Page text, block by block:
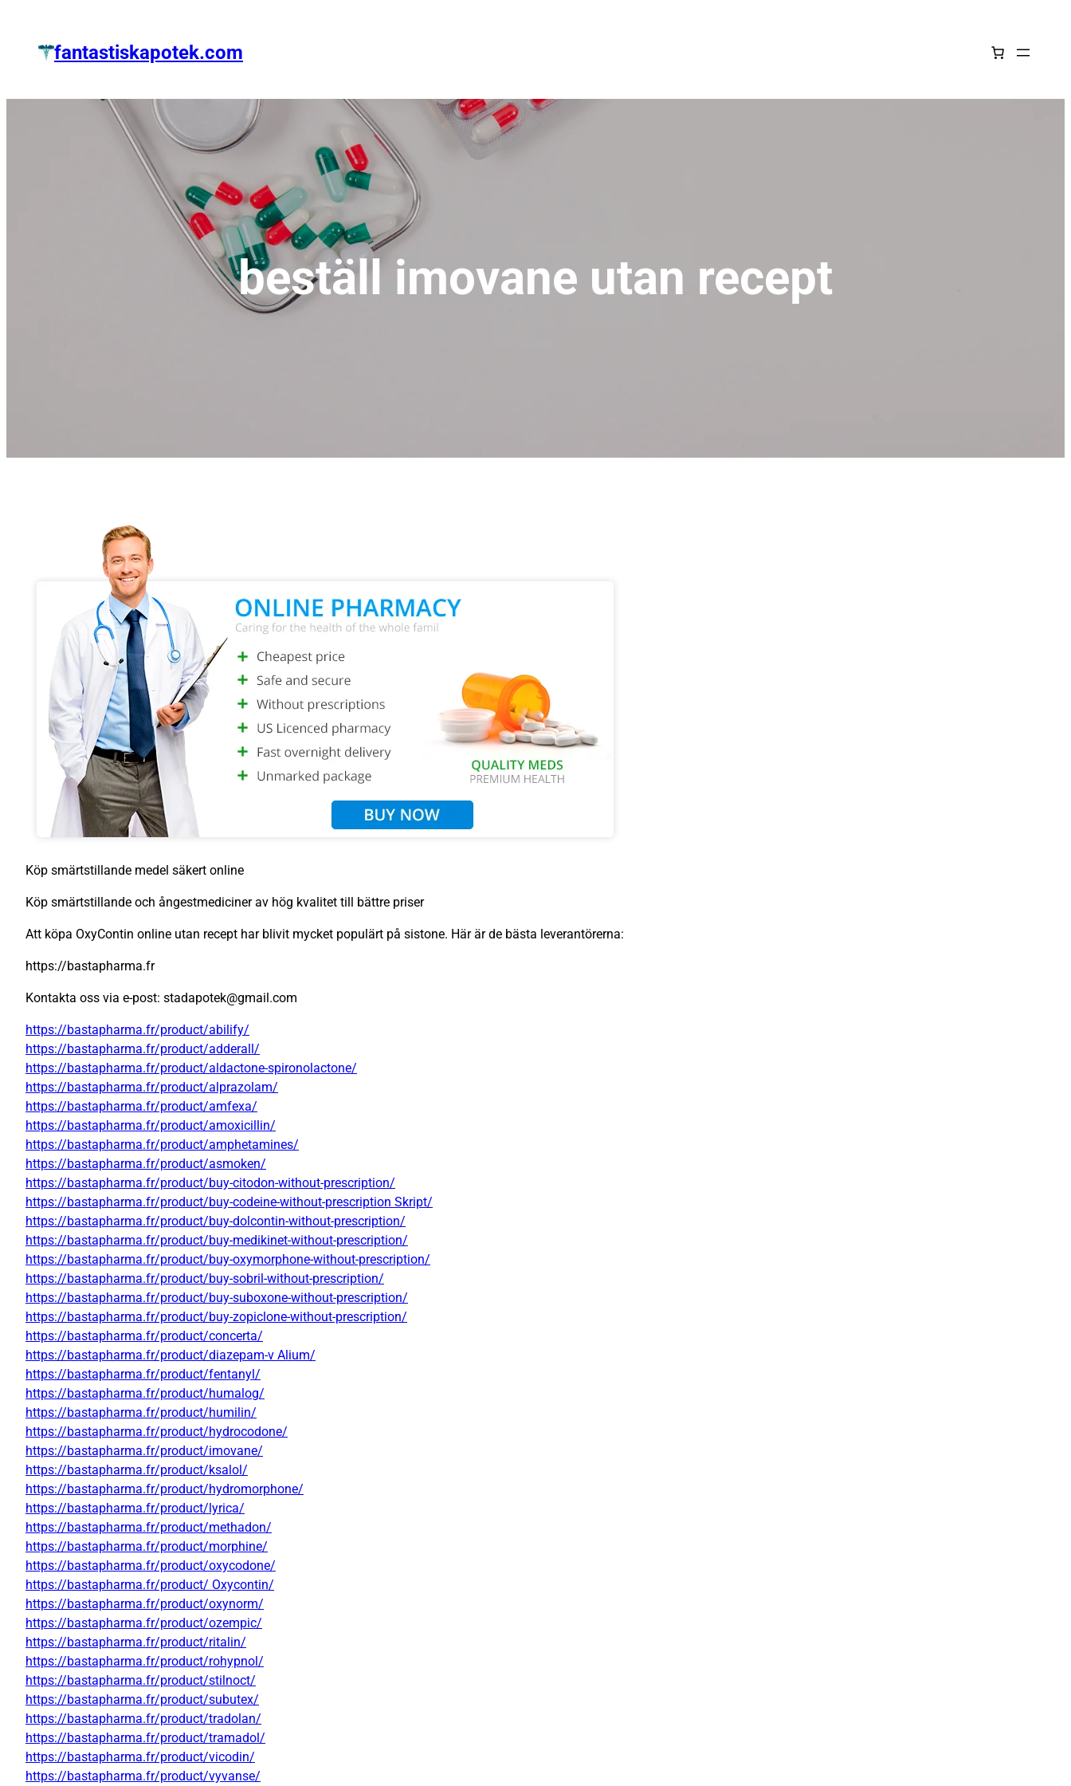
springenfantastiskapotek.com
beställ imovane utan recept
Köp smärtstillande medel säkert online
Köp smärtstillande och ångestmediciner av hög kvalitet till bättre priser
Att köpa OxyContin online utan recept har blivit mycket populärt på sistone. Här är de bästa leverantörerna:
https://bastapharma.fr
Kontakta oss via e-post: stadapotek@gmail.com
https://bastapharma.fr/product/abilify/
https://bastapharma.fr/product/adderall/
https://bastapharma.fr/product/aldactone-spironolactone/
https://bastapharma.fr/product/alprazolam/
https://bastapharma.fr/product/amfexa/
https://bastapharma.fr/product/amoxicillin/
https://bastapharma.fr/product/amphetamines/
https://bastapharma.fr/product/asmoken/
https://bastapharma.fr/product/buy-citodon-without-prescription/
https://bastapharma.fr/product/buy-codeine-without-prescription Skript/
https://bastapharma.fr/product/buy-dolcontin-without-prescription/
https://bastapharma.fr/product/buy-medikinet-without-prescription/
https://bastapharma.fr/product/buy-oxymorphone-without-prescription/
https://bastapharma.fr/product/buy-sobril-without-prescription/
https://bastapharma.fr/product/buy-suboxone-without-prescription/
https://bastapharma.fr/product/buy-zopiclone-without-prescription/
https://bastapharma.fr/product/concerta/
https://bastapharma.fr/product/diazepam-v Alium/
https://bastapharma.fr/product/fentanyl/
https://bastapharma.fr/product/humalog/
https://bastapharma.fr/product/humilin/
https://bastapharma.fr/product/hydrocodone/
https://bastapharma.fr/product/imovane/
https://bastapharma.fr/product/ksalol/
https://bastapharma.fr/product/hydromorphone/
https://bastapharma.fr/product/lyrica/
https://bastapharma.fr/product/methadon/
https://bastapharma.fr/product/morphine/
https://bastapharma.fr/product/oxycodone/
https://bastapharma.fr/product/ Oxycontin/
https://bastapharma.fr/product/oxynorm/
https://bastapharma.fr/product/ozempic/
https://bastapharma.fr/product/ritalin/
https://bastapharma.fr/product/rohypnol/
https://bastapharma.fr/product/stilnoct/
https://bastapharma.fr/product/subutex/
https://bastapharma.fr/product/tradolan/
https://bastapharma.fr/product/tramadol/
https://bastapharma.fr/product/vicodin/
https://bastapharma.fr/product/vyvanse/